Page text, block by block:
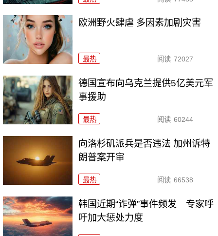
欧洲野火肆虐 多因素加剧灾害
最热 阅读 72027
德国宣布向乌克兰提供5亿美元军
事援助
最热 阅读 60244
向洛杉矶派兵是否违法 加州诉特
朗普案开审
最热 阅读 66538
韩国近期“诈弹”事件频发 专家呼
吁加大惩处力度